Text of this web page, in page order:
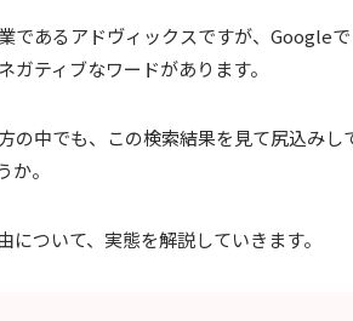
であるアドヴィックスですが、Google
ティブなワードがあります。
の中でも、この検索結果を見て尻込みし
。
ついて、実態を解説していきます。